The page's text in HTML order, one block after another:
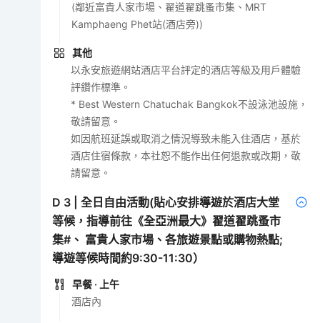
(鄰近富貴人家市場、翟道翟跳蚤市集、MRT
Kamphaeng Phet站(酒店旁))
其他
以永安旅遊網站酒店平台評定的酒店等級及用戶體驗
評鑽作標準。
* Best Western Chatuchak Bangkok不設泳池設施，
敬請留意。
如因航班延誤或取消之情況導致未能入住酒店，基於
酒店住宿條款，本社恕不能作出任何退款或改期，敬
請留意。
D 3 |全日自由活動(貼心安排導遊於酒店大堂
等候，指導前往《全亞洲最大》翟道翟跳蚤市
集#、 富貴人家市場、各旅遊景點或購物熱點;
導遊等候時間約9:30-11:30）
早餐 · 上午
酒店內